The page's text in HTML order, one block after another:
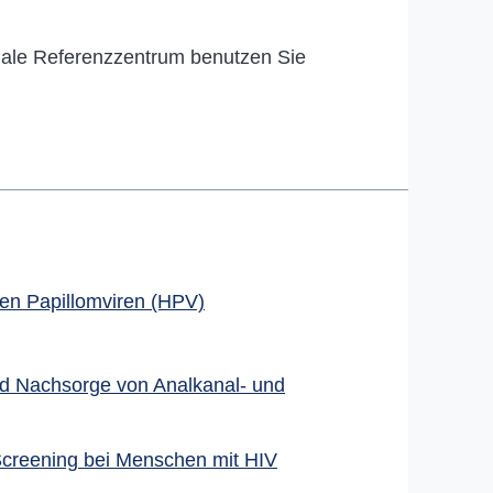
Referenzzentrum benutzen Sie
Papillomviren (HPV)
Nachsorge von Analkanal- und
bei Menschen mit HIV